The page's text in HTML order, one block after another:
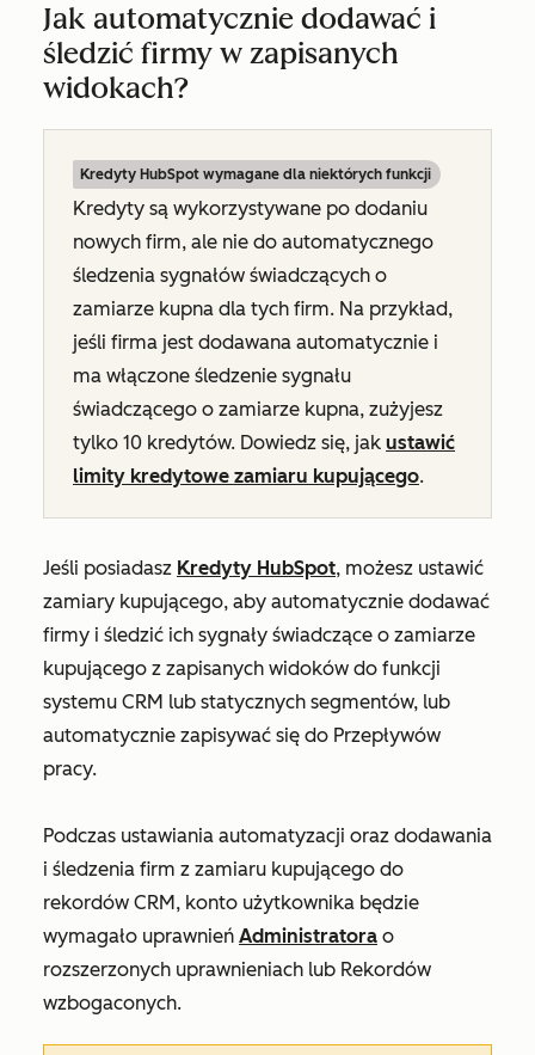
Jak automatycznie dodawać i
śledzić firmy w zapisanych
widokach?
Kredyty HubSpot wymagane dla niektórych funkcji
Kredyty są wykorzystywane po dodaniu
nowych firm, ale nie do automatycznego
śledzenia sygnałów świadczących o
zamiarze kupna dla tych firm. Na przykład,
jeśli firma jest dodawana automatycznie i
ma włączone śledzenie sygnału
świadczącego o zamiarze kupna, zużyjesz
tylko 10 kredytów. Dowiedz się, jak ustawić
limity kredytowe zamiaru kupującego.
Jeśli posiadasz Kredyty HubSpot, możesz ustawić
zamiary kupującego, aby automatycznie dodawać
firmy i śledzić ich sygnały świadczące o zamiarze
kupującego z zapisanych widoków do funkcji
systemu CRM lub statycznych segmentów, lub
automatycznie zapisywać się do Przepływów
pracy.
Podczas ustawiania automatyzacji oraz dodawania
i śledzenia firm z zamiaru kupującego do
rekordów CRM, konto użytkownika będzie
wymagało uprawnień Administratora o
rozszerzonych uprawnieniach lub Rekordów
wzbogaconych.